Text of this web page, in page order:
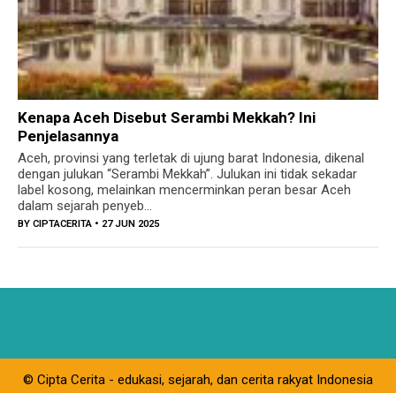
Kenapa Aceh Disebut Serambi Mekkah? Ini
Penjelasannya
Aceh, provinsi yang terletak di ujung barat Indonesia, dikenal
dengan julukan “Serambi Mekkah”. Julukan ini tidak sekadar
label kosong, melainkan mencerminkan peran besar Aceh
dalam sejarah penyeb...
BY CIPTACERITA • 27 JUN 2025
© Cipta Cerita - edukasi, sejarah, dan cerita rakyat Indonesia